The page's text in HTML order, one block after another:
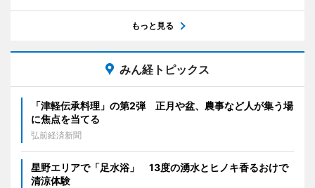
もっと見る
みん経トピックス
「津軽伝承料理」の第2弾 正月や盆、農事など人が集う場
に焦点を当てる
弘前経済新聞
星野エリアで「足水浴」 13度の湧水とヒノキ香るおけで
清涼体験